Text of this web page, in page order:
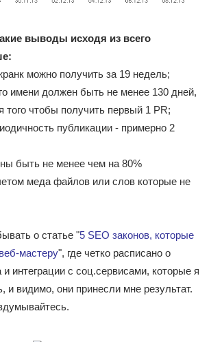
выводы исходя из всего
можно получить за 19 недель;
имени должен быть не менее 130 дней,
того чтобы получить первый 1 PR;
публикации - примерно 2
быть не менее чем на 80%
меда файлов или слов которые не
о статье "5 SEO законов, которые
мастеру", где четко расписано о
и интеграции с соц.сервисами, которые я
и видимо, они принесли мне результат.